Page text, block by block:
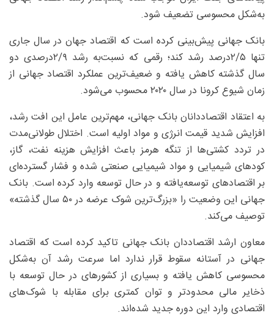
به‌شکل محسوسی تضعیف شود.
بانک جهانی پیش‌بینی کرده است که اقتصاد جهان در سال جاری
تنها ۵/‏۲‌درصد رشد کند؛ رقمی که نسبت‌به ‌رشد ۹/‏۲‌درصدی دو
سال گذشته کاهش یافته و ضعیف‌ترین عملکرد اقتصاد جهانی از
زمان شیوع کرونا در سال ۲۰۲۰ محسوب می‌شود.
به اعتقاد اقتصاددانان بانک جهانی، مهم‌ترین عامل این افت رشد،
افزایش شدید قیمت انرژی و مواد اولیه است. اختلال طولانی‌مدت
در تردد کشتی‌ها از تنگه هرمز باعث افزایش هزینه نفت، گاز،
کودهای شیمیایی و مواد شیمیایی صنعتی شده و فشار گسترده‌ای
بر اقتصادهای توسعه‌یافته و در حال توسعه وارد کرده است. بانک
جهانی این وضعیت را «بزرگ‌ترین شوک عرضه در ۵۰ سال گذشته»
توصیف می‌کند.
معاون ارشد اقتصاددان بانک جهانی تاکید کرده است که اقتصاد
جهانی در آستانه سقوط قرار ندارد اما سرعت رشد آن به‌شکل
محسوسی کاهش یافته و بسیاری از کشورهای در حال توسعه با
ذخایر مالی محدودتر و توان کمتری برای مقابله با شوک‌های
اقتصادی وارد این دوره جدید شده‌اند.